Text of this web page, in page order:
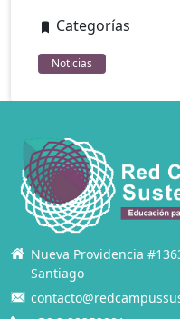
Categorías
Noticias
Nueva Providencia
Santiago